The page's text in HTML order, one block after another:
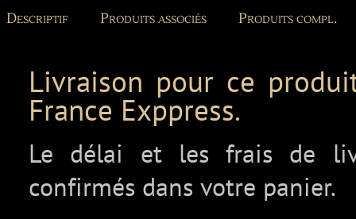
Descriptif Produits associés Produits compl.
Livraison pour ce
France Exppress.
Le délai et les frais de
confirmés dans votre panier.